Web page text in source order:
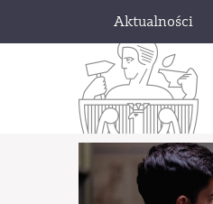
Aktualności